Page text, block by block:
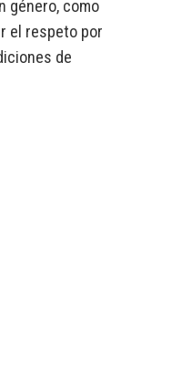
género, como
el respeto por
de